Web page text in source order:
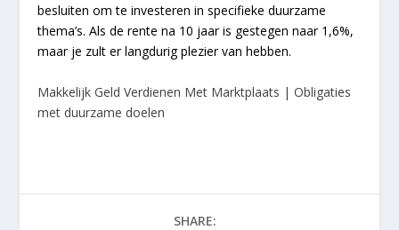
besluiten om te investeren in specifieke duurzame
thema’s. Als de rente na 10 jaar is gestegen naar 1,6%,
maar je zult er langdurig plezier van hebben.
Makkelijk Geld Verdienen Met Marktplaats | Obligaties
met duurzame doelen
SHARE: